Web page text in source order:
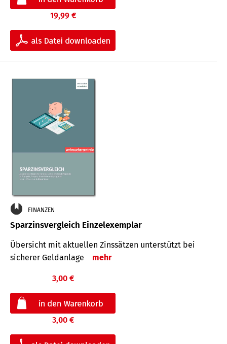
19,99 €
FINANZEN
Sparzinsvergleich Einzelexemplar
Übersicht mit aktuellen Zinssätzen unterstützt bei
sicherer Geldanlage
mehr
3,00 €
3,00 €